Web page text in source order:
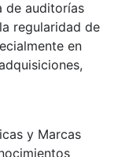
de auditorías
regularidad de
en
y Marcas